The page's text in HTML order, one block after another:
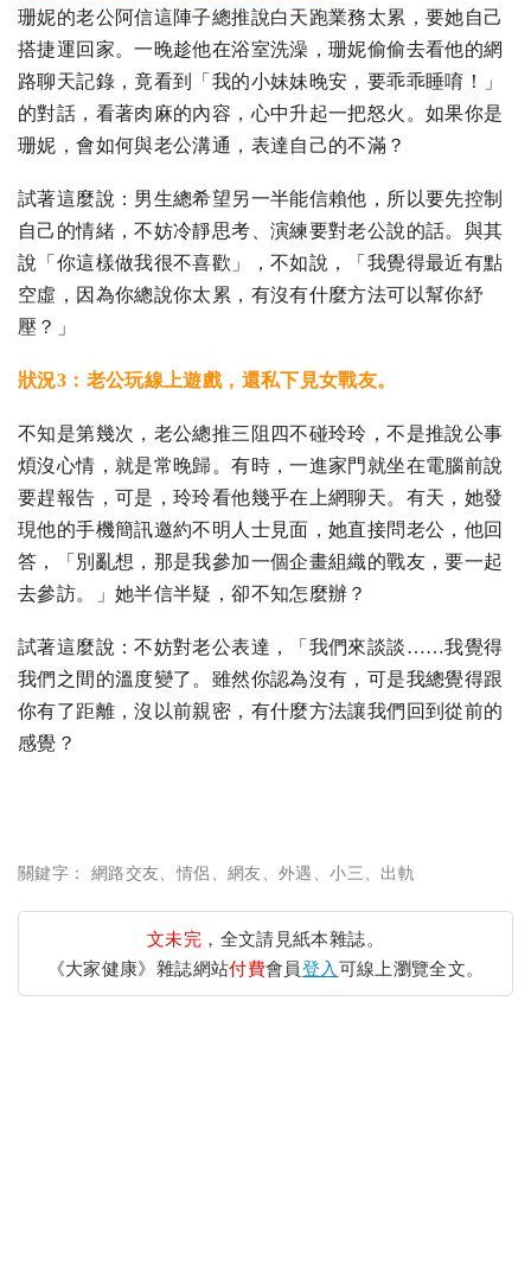
珊妮的老公阿信這陣子總推說白天跑業務太累，要她自己
搭捷運回家。一晚趁他在浴室洗澡，珊妮偷偷去看他的網
路聊天記錄，竟看到「我的小妹妹晚安，要乖乖睡唷！」
的對話，看著肉麻的內容，心中升起一把怒火。如果你是
珊妮，會如何與老公溝通，表達自己的不滿？
試著這麼說：男生總希望另一半能信賴他，所以要先控制
自己的情緒，不妨冷靜思考、演練要對老公說的話。與其
說「你這樣做我很不喜歡」，不如說，「我覺得最近有點
空虛，因為你總說你太累，有沒有什麼方法可以幫你紓
壓？」
狀況3：老公玩線上遊戲，還私下見女戰友。
不知是第幾次，老公總推三阻四不碰玲玲，不是推說公事
煩沒心情，就是常晚歸。有時，一進家門就坐在電腦前說
要趕報告，可是，玲玲看他幾乎在上網聊天。有天，她發
現他的手機簡訊邀約不明人士見面，她直接問老公，他回
答，「別亂想，那是我參加一個企畫組織的戰友，要一起
去參訪。」她半信半疑，卻不知怎麼辦？
試著這麼說：不妨對老公表達，「我們來談談……我覺得
我們之間的溫度變了。雖然你認為沒有，可是我總覺得跟
你有了距離，沒以前親密，有什麼方法讓我們回到從前的
感覺？
關鍵字： 網路交友 、情侶 網友 外遇 、小三 出軌
文未完 ，全文請見紙本雜誌。
《大家健康》雜誌網站付費會員登入 可線上瀏覽全文。